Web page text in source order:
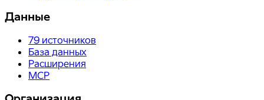
Данные
79 источников
База данных
Расширения
MCP